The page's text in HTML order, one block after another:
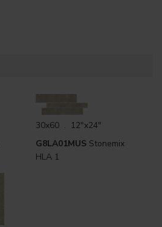
30x60 . 12"x24"
G8LA01MUS Stonemix
HLA 1